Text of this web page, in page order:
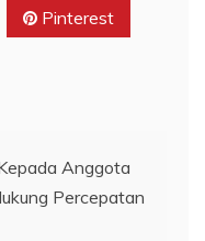
Pinterest
Anggota
Percepatan